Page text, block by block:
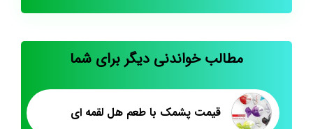
مطالب خواندنی دیگر برای شما
قیمت پشمک با طعم هل لقمه ای